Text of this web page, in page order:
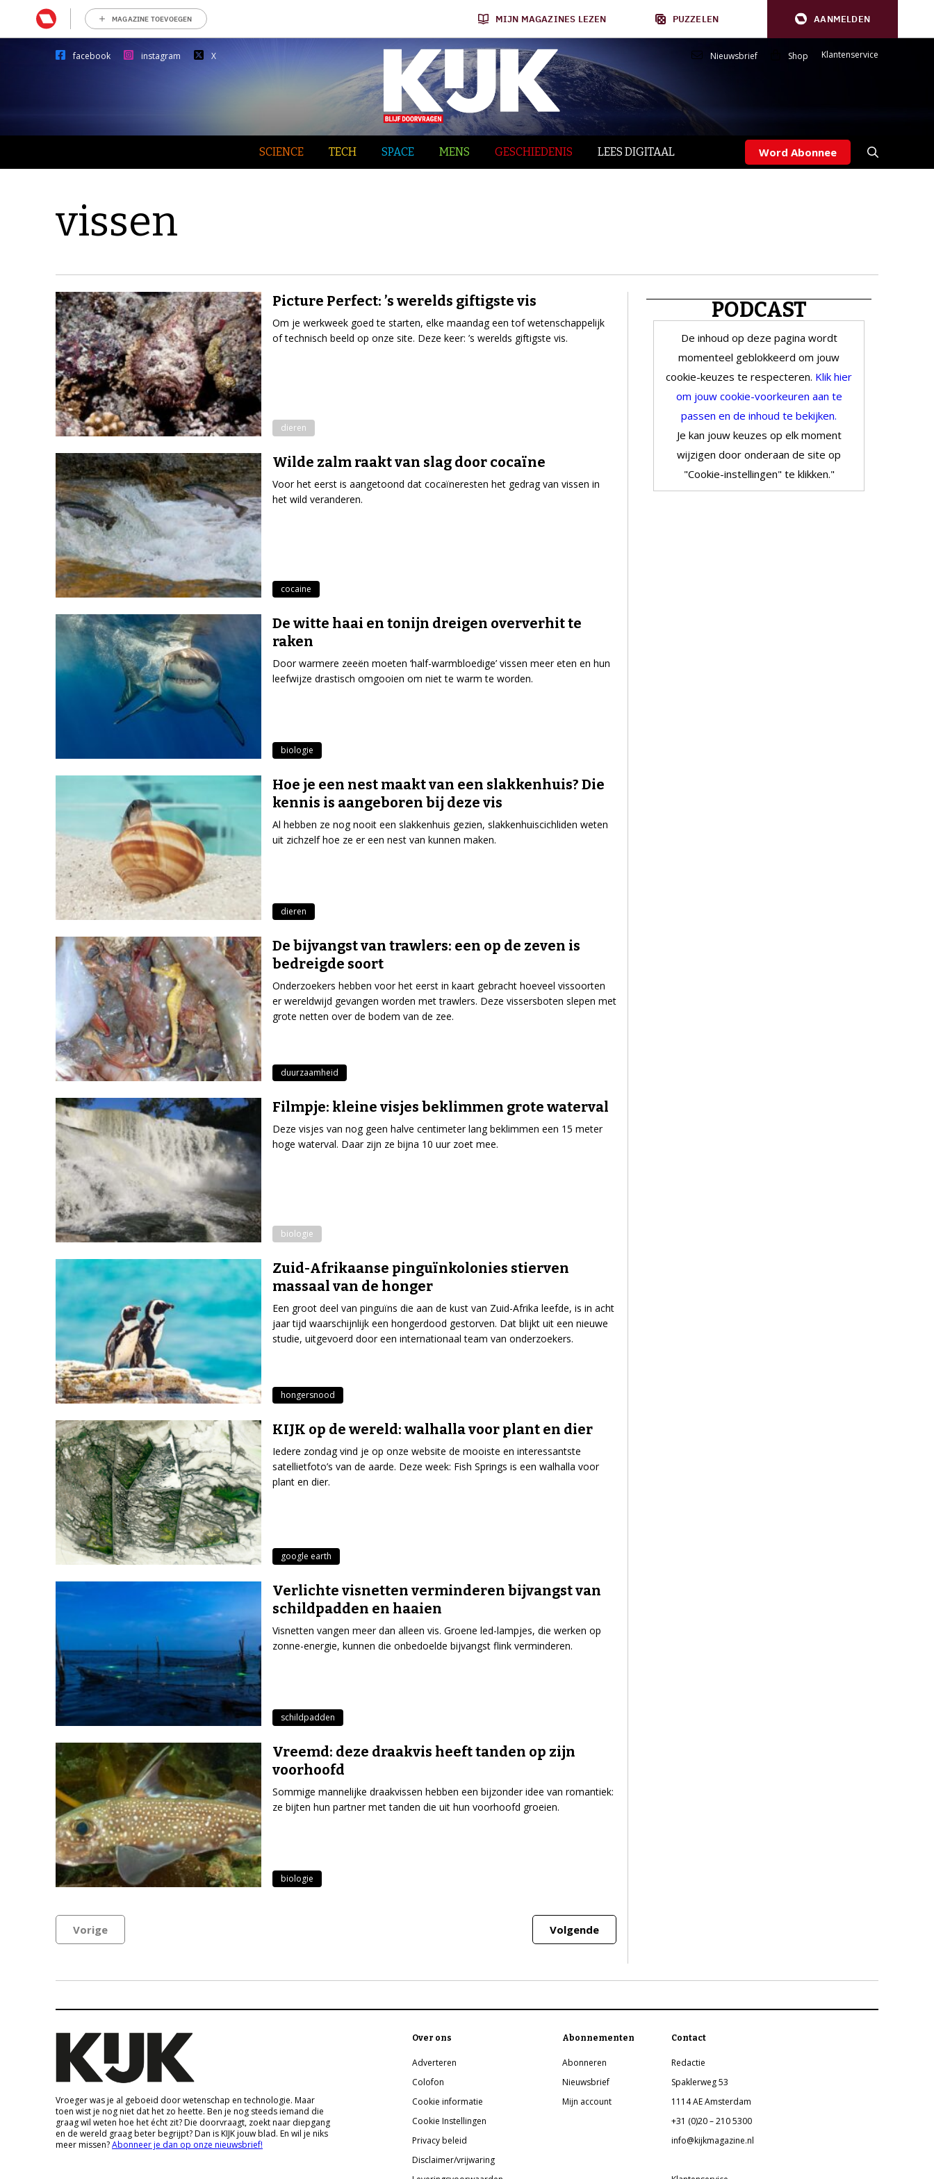
MAGAZINE TOEVOEGEN MIJN MAGAZINES LEZEN PUZZELEN AANMELDEN
facebook instagram X Nieuwsbrief Shop Klantenservice
SCIENCE TECH SPACE MENS GESCHIEDENIS LEES DIGITAAL Word Abonnee
vissen
Picture Perfect: ’s werelds giftigste vis
Om je werkweek goed te starten, elke maandag een tof wetenschappelijk
of technisch beeld op onze site. Deze keer: ’s werelds giftigste vis.
dieren
Wilde zalm raakt van slag door cocaïne
Voor het eerst is aangetoond dat cocaïneresten het gedrag van vissen in
het wild veranderen.
cocaine
De witte haai en tonijn dreigen oververhit te
raken
Door warmere zeeën moeten ‘half-warmbloedige’ vissen meer eten en hun
leefwijze drastisch omgooien om niet te warm te worden.
biologie
Hoe je een nest maakt van een slakkenhuis? Die
kennis is aangeboren bij deze vis
Al hebben ze nog nooit een slakkenhuis gezien, slakkenhuiscichliden weten
uit zichzelf hoe ze er een nest van kunnen maken.
dieren
De bijvangst van trawlers: een op de zeven is
bedreigde soort
Onderzoekers hebben voor het eerst in kaart gebracht hoeveel vissoorten
er wereldwijd gevangen worden met trawlers. Deze vissersboten slepen met
grote netten over de bodem van de zee.
duurzaamheid
Filmpje: kleine visjes beklimmen grote waterval
Deze visjes van nog geen halve centimeter lang beklimmen een 15 meter
hoge waterval. Daar zijn ze bijna 10 uur zoet mee.
biologie
Zuid-Afrikaanse pinguïnkolonies stierven
massaal van de honger
Een groot deel van pinguïns die aan de kust van Zuid-Afrika leefde, is in acht
jaar tijd waarschijnlijk een hongerdood gestorven. Dat blijkt uit een nieuwe
studie, uitgevoerd door een internationaal team van onderzoekers.
hongersnood
KIJK op de wereld: walhalla voor plant en dier
Iedere zondag vind je op onze website de mooiste en interessantste
satellietfoto’s van de aarde. Deze week: Fish Springs is een walhalla voor
plant en dier.
google earth
Verlichte visnetten verminderen bijvangst van
schildpadden en haaien
Visnetten vangen meer dan alleen vis. Groene led-lampjes, die werken op
zonne-energie, kunnen die onbedoelde bijvangst flink verminderen.
schildpadden
Vreemd: deze draakvis heeft tanden op zijn
voorhoofd
Sommige mannelijke draakvissen hebben een bijzonder idee van romantiek:
ze bijten hun partner met tanden die uit hun voorhoofd groeien.
biologie
Vorige Volgende
PODCAST
De inhoud op deze pagina wordt
momenteel geblokkeerd om jouw
cookie-keuzes te respecteren. Klik hier
om jouw cookie-voorkeuren aan te
passen en de inhoud te bekijken.
Je kan jouw keuzes op elk moment
wijzigen door onderaan de site op
"Cookie-instellingen" te klikken."
Vroeger was je al geboeid door wetenschap en technologie. Maar
toen wist je nog niet dat het zo heette. Ben je nog steeds iemand die
graag wil weten hoe het écht zit? Die doorvraagt, zoekt naar diepgang
en de wereld graag beter begrijpt? Dan is KIJK jouw blad. En wil je niks
meer missen?Abonneer je dan op onze nieuwsbrief!
Over ons
Adverteren
Colofon
Cookie informatie
Cookie Instellingen
Privacy beleid
Disclaimer/vrijwaring
Abonnementen
Abonneren
Nieuwsbrief
Mijn account
Contact
Redactie
Spaklerweg 53
1114 AE Amsterdam
+31 (0)20 – 210 5300
info@kijkmagazine.nl